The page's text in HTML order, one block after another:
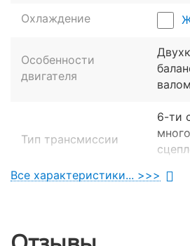
133 км/ч.
Охлаждение
Особенности
двигателя
валом
Тип трансмиссии
6-ти
Все характеристики... >>>